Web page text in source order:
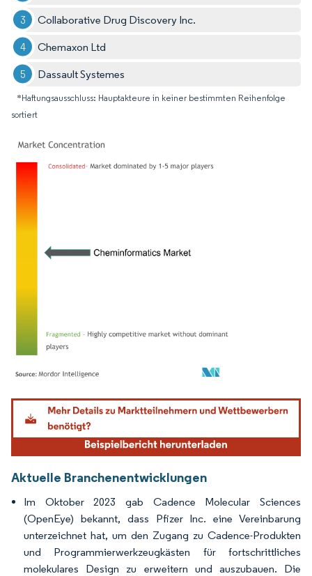
Collaborative Drug Discovery Inc.
Chemaxon Ltd
Dassault Systemes
*Haftungsausschluss: Hauptakteure in keiner bestimmten Reihenfolge
sortiert
Bild © Mordor Intelligence. Wiederverwendung erfordert Namensnennung gemäß
Aktuelle Branchenentwicklungen
Im Oktober 2023 gab Cadence Molecular Sciences
(OpenEye) bekannt, dass Pfizer Inc. eine Vereinbarung
unterzeichnet hat, um den Zugang zu Cadence-Produkten
und Programmierwerkzeugkästen für fortschrittliches
molekulares Design zu erweitern und auszubauen. Die